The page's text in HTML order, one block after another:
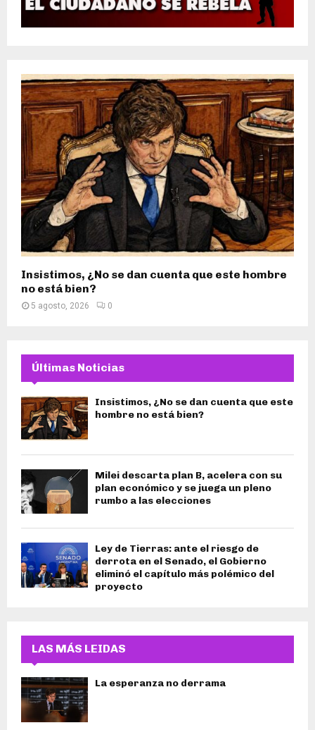
Insistimos, ¿No se dan cuenta que este hombre
no está bien?
5 agosto, 2026 0
Últimas Noticias
Insistimos, ¿No se dan cuenta que este
hombre no está bien?
Milei descarta plan B, acelera con su
plan económico y se juega un pleno
rumbo a las elecciones
Ley de Tierras: ante el riesgo de
derrota en el Senado, el Gobierno
eliminó el capítulo más polémico del
proyecto
LAS MÁS LEIDAS
La esperanza no derrama